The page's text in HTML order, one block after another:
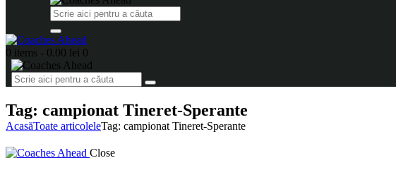
0 items - 0.00 lei 0
Tag: campionat Tineret-Sperante
AcasăToate articoleleTag: campionat Tineret-Sperante
Close